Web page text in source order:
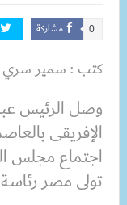
مشاركة 0
كتب : سمير سري
وصل الرئيس
الإفريقى
اجتماع مجلس
تولى مصر